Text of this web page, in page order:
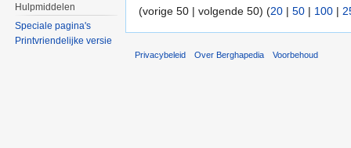
(vorige 50 | volgende 50) (20 | 50 | 100 |
Hulpmiddelen
Speciale pagina's
Printvriendelijke versie
Privacybeleid Over Berghapedia Voorbehoud